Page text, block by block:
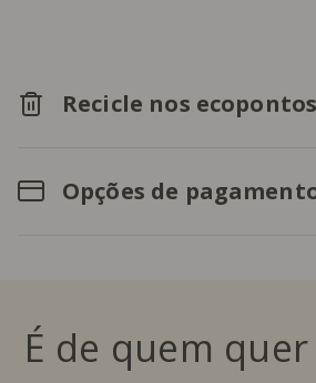
Recicle nos ecopontos
Opções de
É de quem